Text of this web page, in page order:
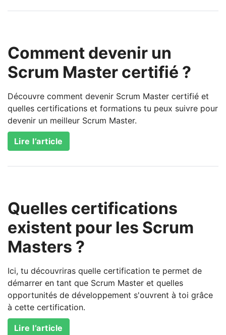
Comment devenir un
Scrum Master certifié ?
Découvre comment devenir Scrum Master certifié et
quelles certifications et formations tu peux suivre pour
devenir un meilleur Scrum Master.
Lire l’article
Quelles certifications
existent pour les Scrum
Masters ?
Ici, tu découvriras quelle certification te permet de
démarrer en tant que Scrum Master et quelles
opportunités de développement s'ouvrent à toi grâce
à cette certification.
Lire l’article